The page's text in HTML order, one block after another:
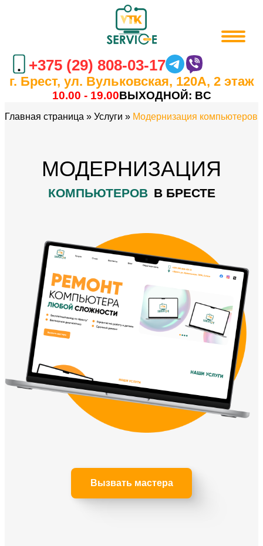
+375 (29) 808-03-17
г. Брест, ул. Вульковская, 120А, 2 этаж
10.00 - 19.00ВЫХОДНОЙ: ВC
Главная страница » Услуги » Модернизация компьютеров
МОДЕРНИЗАЦИЯ
КОМПЬЮТЕРОВ В БРЕСТЕ
Вызвать мастера